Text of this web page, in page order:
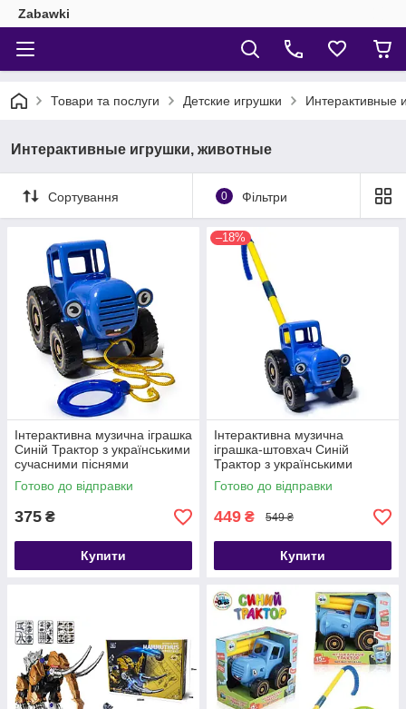
Zabawki
Товари та послуги Детские игрушки Интерактивные
Интерактивные игрушки, животные
Сортування 0 Фільтри
Інтерактивна музична іграшка
Синій Трактор з українськими
сучасними піснями
Готово до відправки
375 ₴
Купити
–18%
Інтерактивна музична
іграшка-штовхач Синій
Трактор з українськими
сучасними піснями
Готово до відправки
449 ₴ 549 ₴
Купити